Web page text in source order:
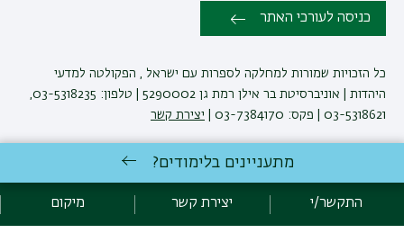
כניסה לעורכי האתר
כל הזכויות שמורות למחלקה לספרות עם ישראל , הפקולטה למדעי
03-5318621 | פקס: 03-7384170 |
יצירת קשר
אגף תקשוב, אוניברסיטת בר-אילן
אקדימה בר-אילן
מתעניינים בלימודים?
התקשר/י יצירת קשר מיקום